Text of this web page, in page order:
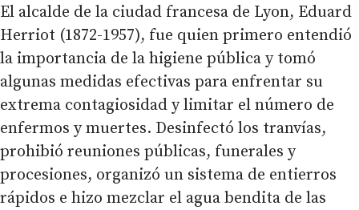
El alcalde de la ciudad francesa de Lyon, Eduard
Herriot (1872-1957), fue quien primero entendió
la importancia de la higiene pública y tomó
algunas medidas efectivas para enfrentar su
extrema contagiosidad y limitar el número de
enfermos y muertes. Desinfectó los tranvías,
prohibió reuniones públicas, funerales y
procesiones, organizó un sistema de entierros
rápidos e hizo mezclar el agua bendita de las